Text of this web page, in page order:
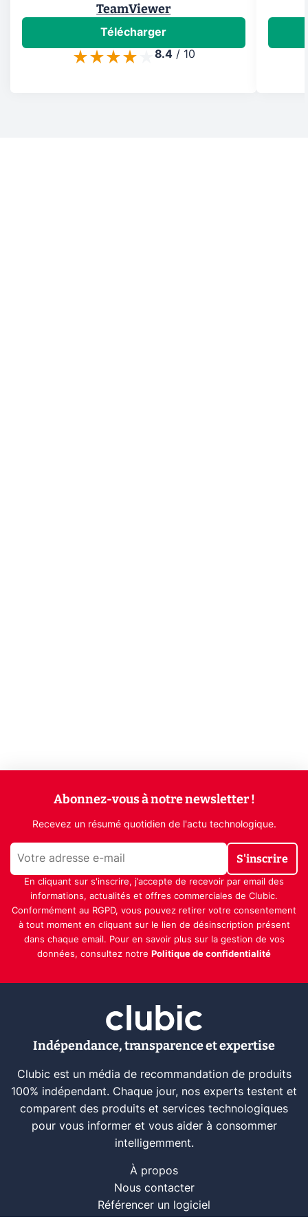
TeamViewer
Télécharger
8.4/ 10
Abonnez-vous à notre newsletter !
Recevez un résumé quotidien de l'actu technologique.
S'inscrire
En cliquant sur s'inscrire, j’accepte de recevoir par email des
informations, actualités et offres commerciales de Clubic.
Conformément au RGPD, vous pouvez retirer votre consentement
à tout moment en cliquant sur le lien de désinscription présent
dans chaque email. Pour en savoir plus sur la gestion de vos
données, consultez notre Politique de confidentialité
Indépendance, transparence et expertise
Clubic est un média de recommandation de produits
100% indépendant. Chaque jour, nos experts testent et
comparent des produits et services technologiques
pour vous informer et vous aider à consommer
intelligemment.
À propos
Nous contacter
Référencer un logiciel